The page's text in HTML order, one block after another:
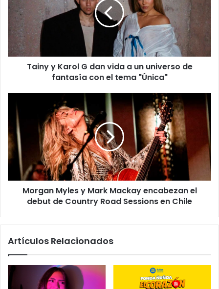
Tainy y Karol G dan vida a un universo de
fantasía con el tema "Única"
Morgan Myles y Mark Mackay encabezan el
debut de Country Road Sessions en Chile
Artículos Relacionados